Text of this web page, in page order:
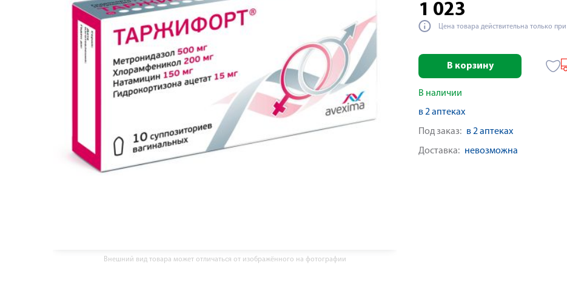
Внешний вид товара может отличаться от изображённого на фотографии
1 023
Цена товара действительна только
В корзину
В наличии
в 2 аптеках
Под заказ: в 2 аптеках
Доставка: невозможна